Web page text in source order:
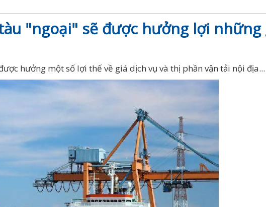
"ngoại" sẽ được hưởng lợi những
hưởng một số lợi thế về giá dịch vụ và thị phần vận tải nội địa...